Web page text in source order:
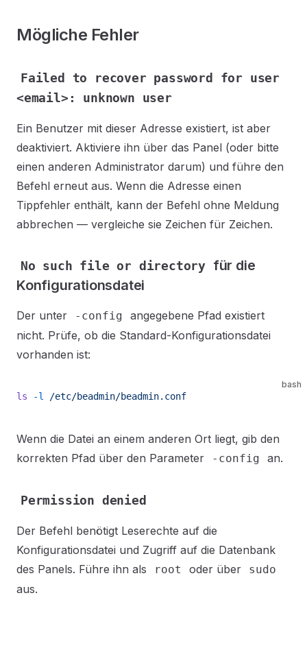
Mögliche Fehler
Failed to recover password for user
<email>: unknown user
Ein Benutzer mit dieser Adresse existiert, ist aber
deaktiviert. Aktiviere ihn über das Panel (oder bitte
einen anderen Administrator darum) und führe den
Befehl erneut aus. Wenn die Adresse einen
Tippfehler enthält, kann der Befehl ohne Meldung
abbrechen — vergleiche sie Zeichen für Zeichen.
No such file or directory für die
Konfigurationsdatei
Der unter -config
angegebene Pfad existiert
nicht. Prüfe, ob die Standard-Konfigurationsdatei
vorhanden ist:
bash
ls -l /etc/beadmin/beadmin.conf
Wenn die Datei an einem anderen Ort liegt, gib den
korrekten Pfad über den Parameter
-config an.
Permission denied
Der Befehl benötigt Leserechte auf die
Konfigurationsdatei und Zugriff auf die Datenbank
des Panels. Führe ihn als
root oder über sudo
aus.